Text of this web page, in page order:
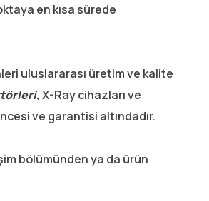
en kısa sürede
uluslararası üretim ve kalite
X-Ray cihazları ve
ve garantisi altındadır.
bölümünden ya da ürün